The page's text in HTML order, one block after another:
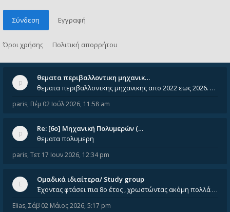
Σύνδεση Εγγραφή
Όροι χρήσης Πολιτική απορρήτου
θεματα περιβαλλοντικη μηχανικ…
θεματα περιβαλλοντκης μηχανικης απο 2022 εως 2026. Δεν ειναι μεσα του Σεπτεμβιου του 2025. Αν τα εχει καποιος ας τα ανε
paris, Πέμ 02 Ιούλ 2026, 11:58 am
Re: [6o] Mηχανική Πολυμερών (…
θεματα πολυμερη
paris, Τετ 17 Ιουν 2026, 12:34 pm
Ομαδικά ιδιαίτερα/ Study group
Έχοντας φτάσει πια 8ο έτος , χρωστώντας ακόμη πολλά και χωρίς καμία όρεξη ούτε να διαβάσω μόνος μου ούτε να παρακολουθήσ
Elias, Σάβ 02 Μάιος 2026, 5:17 pm